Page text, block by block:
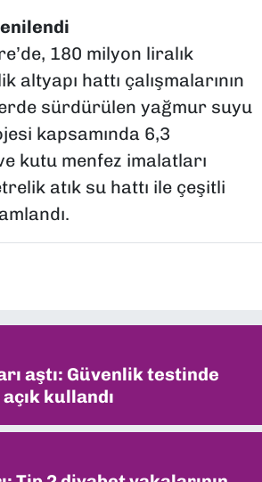
180 milyon liralık
hattı çalışmalarının
sürdürülen yağmur suyu
kapsamında 6,3
kutu menfez imalatları
atık su hattı ile çeşitli
aştı: Güvenlik testinde
kullandı